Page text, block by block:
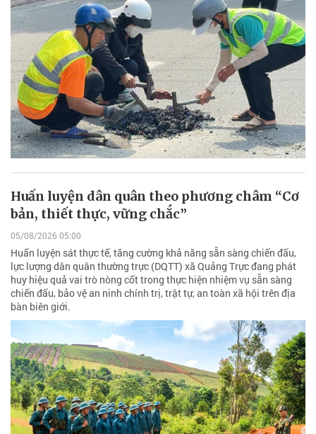
Huấn luyện dân quân theo phương châm “Cơ
bản, thiết thực, vững chắc”
05/08/2026 05:00
Huấn luyện sát thực tế, tăng cường khả năng sẵn sàng chiến đấu,
lực lượng dân quân thường trực (DQTT) xã Quảng Trực đang phát
huy hiệu quả vai trò nòng cốt trong thực hiện nhiệm vụ sẵn sàng
chiến đấu, bảo vệ an ninh chính trị, trật tự, an toàn xã hội trên địa
bàn biên giới.